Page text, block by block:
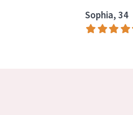
Sophia, 34